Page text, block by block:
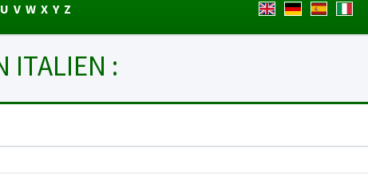
U V W X Y Z
ITALIEN :